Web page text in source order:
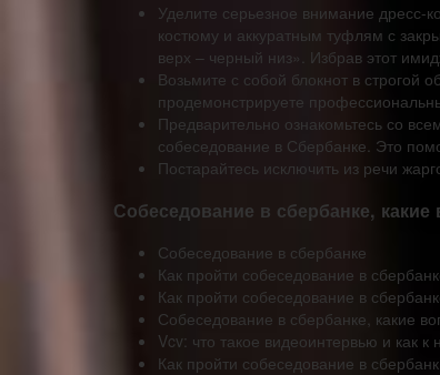
Уделите серьезное внимание дресс-
костюму и аккуратным туфлям с
верх – черный низ». Избрав этот
Возьмите с собой блокнот в
продемонстрируете
Предварительно ознакомьтесь со
собеседование в Сбербанке. Это
Постарайтесь исключить из речи
Собеседование в сбербанке,
Собеседование в сбербанке
Как пройти собеседование в
Как пройти собеседование в
Собеседование в сбербанке, какие
Vcv: что такое видеоинтервью и как к
Как пройти собеседование в сбербанк